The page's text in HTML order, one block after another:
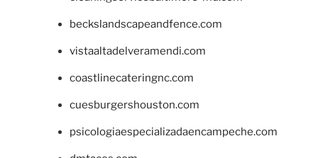
beckslandscapeandfence.com
vistaaltadelveramendi.com
coastlinecateringnc.com
cuesburgershouston.com
psicologiaespecializadaencampeche.com